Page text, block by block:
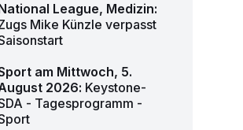
League, Medizin:
Mike Künzle verpasst
am Mittwoch, 5.
2026: Keystone-
- Tagesprogramm -